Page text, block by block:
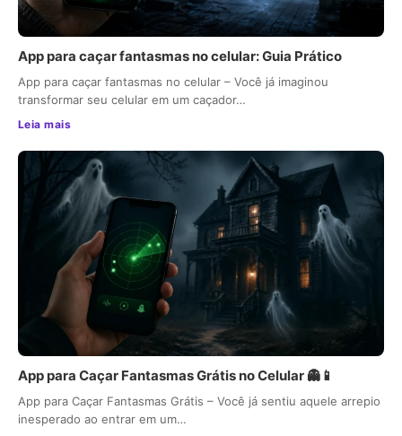
App para caçar fantasmas no celular: Guia Prático
App para caçar fantasmas no celular – Você já imaginou
transformar seu celular em um caçador…
Leia mais
App para Caçar Fantasmas Grátis no Celular 👻📱
App para Caçar Fantasmas Grátis – Você já sentiu aquele arrepio
inesperado ao entrar em um…